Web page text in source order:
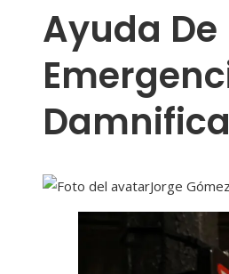
Ayuda De
Jorge